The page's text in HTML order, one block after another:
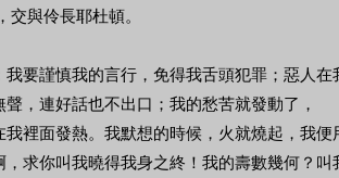
交與伶長耶杜頓。
我要謹慎我的言行，免得我舌頭犯罪；惡人在
聲，連好話也不出口；我的愁苦就發動了，
我裡面發熱。我默想的時候，火就燒起，我便
，求你叫我曉得我身之終！我的壽數幾何？叫